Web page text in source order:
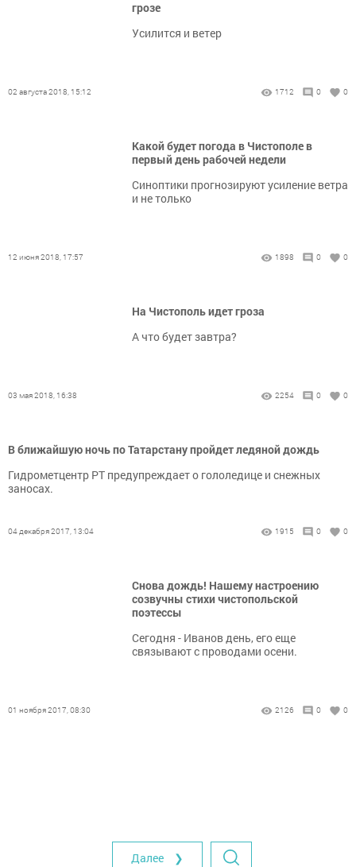
грозе
Усилится и ветер
02 августа 2018, 15:12 1712 0 0
Какой будет погода в Чистополе в
первый день рабочей недели
Синоптики прогнозируют усиление ветра
и не только
12 июня 2018, 17:57 1898 0 0
На Чистополь идет гроза
А что будет завтра?
03 мая 2018, 16:38 2254 0 0
В ближайшую ночь по Татарстану пройдет ледяной дождь
Гидрометцентр РТ предупреждает о гололедице и снежных
заносах.
04 декабря 2017, 13:04 1915 0 0
Снова дождь! Нашему настроению
созвучны стихи чистопольской
поэтессы
Сегодня - Иванов день, его еще
связывают с проводами осени.
01 ноября 2017, 08:30 2126 0 0
Далее ❯